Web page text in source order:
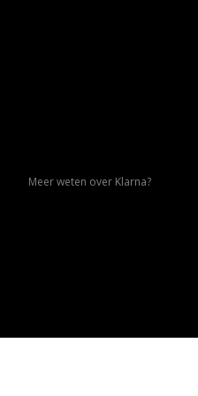
Meer weten over Klarna?